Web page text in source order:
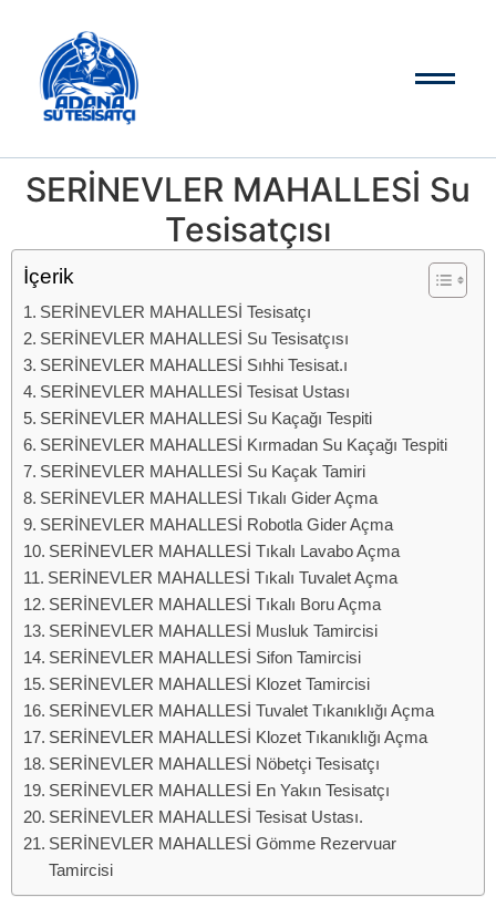
SERİNEVLER MAHALLESİ Su
Tesisatçısı
İçerik
SERİNEVLER MAHALLESİ Tesisatçı
SERİNEVLER MAHALLESİ Su Tesisatçısı
SERİNEVLER MAHALLESİ Sıhhi Tesisat.ı
SERİNEVLER MAHALLESİ Tesisat Ustası
SERİNEVLER MAHALLESİ Su Kaçağı Tespiti
SERİNEVLER MAHALLESİ Kırmadan Su Kaçağı Tespiti
SERİNEVLER MAHALLESİ Su Kaçak Tamiri
SERİNEVLER MAHALLESİ Tıkalı Gider Açma
SERİNEVLER MAHALLESİ Robotla Gider Açma
SERİNEVLER MAHALLESİ Tıkalı Lavabo Açma
SERİNEVLER MAHALLESİ Tıkalı Tuvalet Açma
SERİNEVLER MAHALLESİ Tıkalı Boru Açma
SERİNEVLER MAHALLESİ Musluk Tamircisi
SERİNEVLER MAHALLESİ Sifon Tamircisi
SERİNEVLER MAHALLESİ Klozet Tamircisi
SERİNEVLER MAHALLESİ Tuvalet Tıkanıklığı Açma
SERİNEVLER MAHALLESİ Klozet Tıkanıklığı Açma
SERİNEVLER MAHALLESİ Nöbetçi Tesisatçı
SERİNEVLER MAHALLESİ En Yakın Tesisatçı
SERİNEVLER MAHALLESİ Tesisat Ustası.
SERİNEVLER MAHALLESİ Gömme Rezervuar
Tamircisi